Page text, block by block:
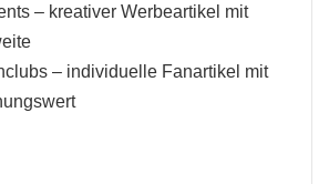
– kreativer Werbeartikel mit
– individuelle Fanartikel mit